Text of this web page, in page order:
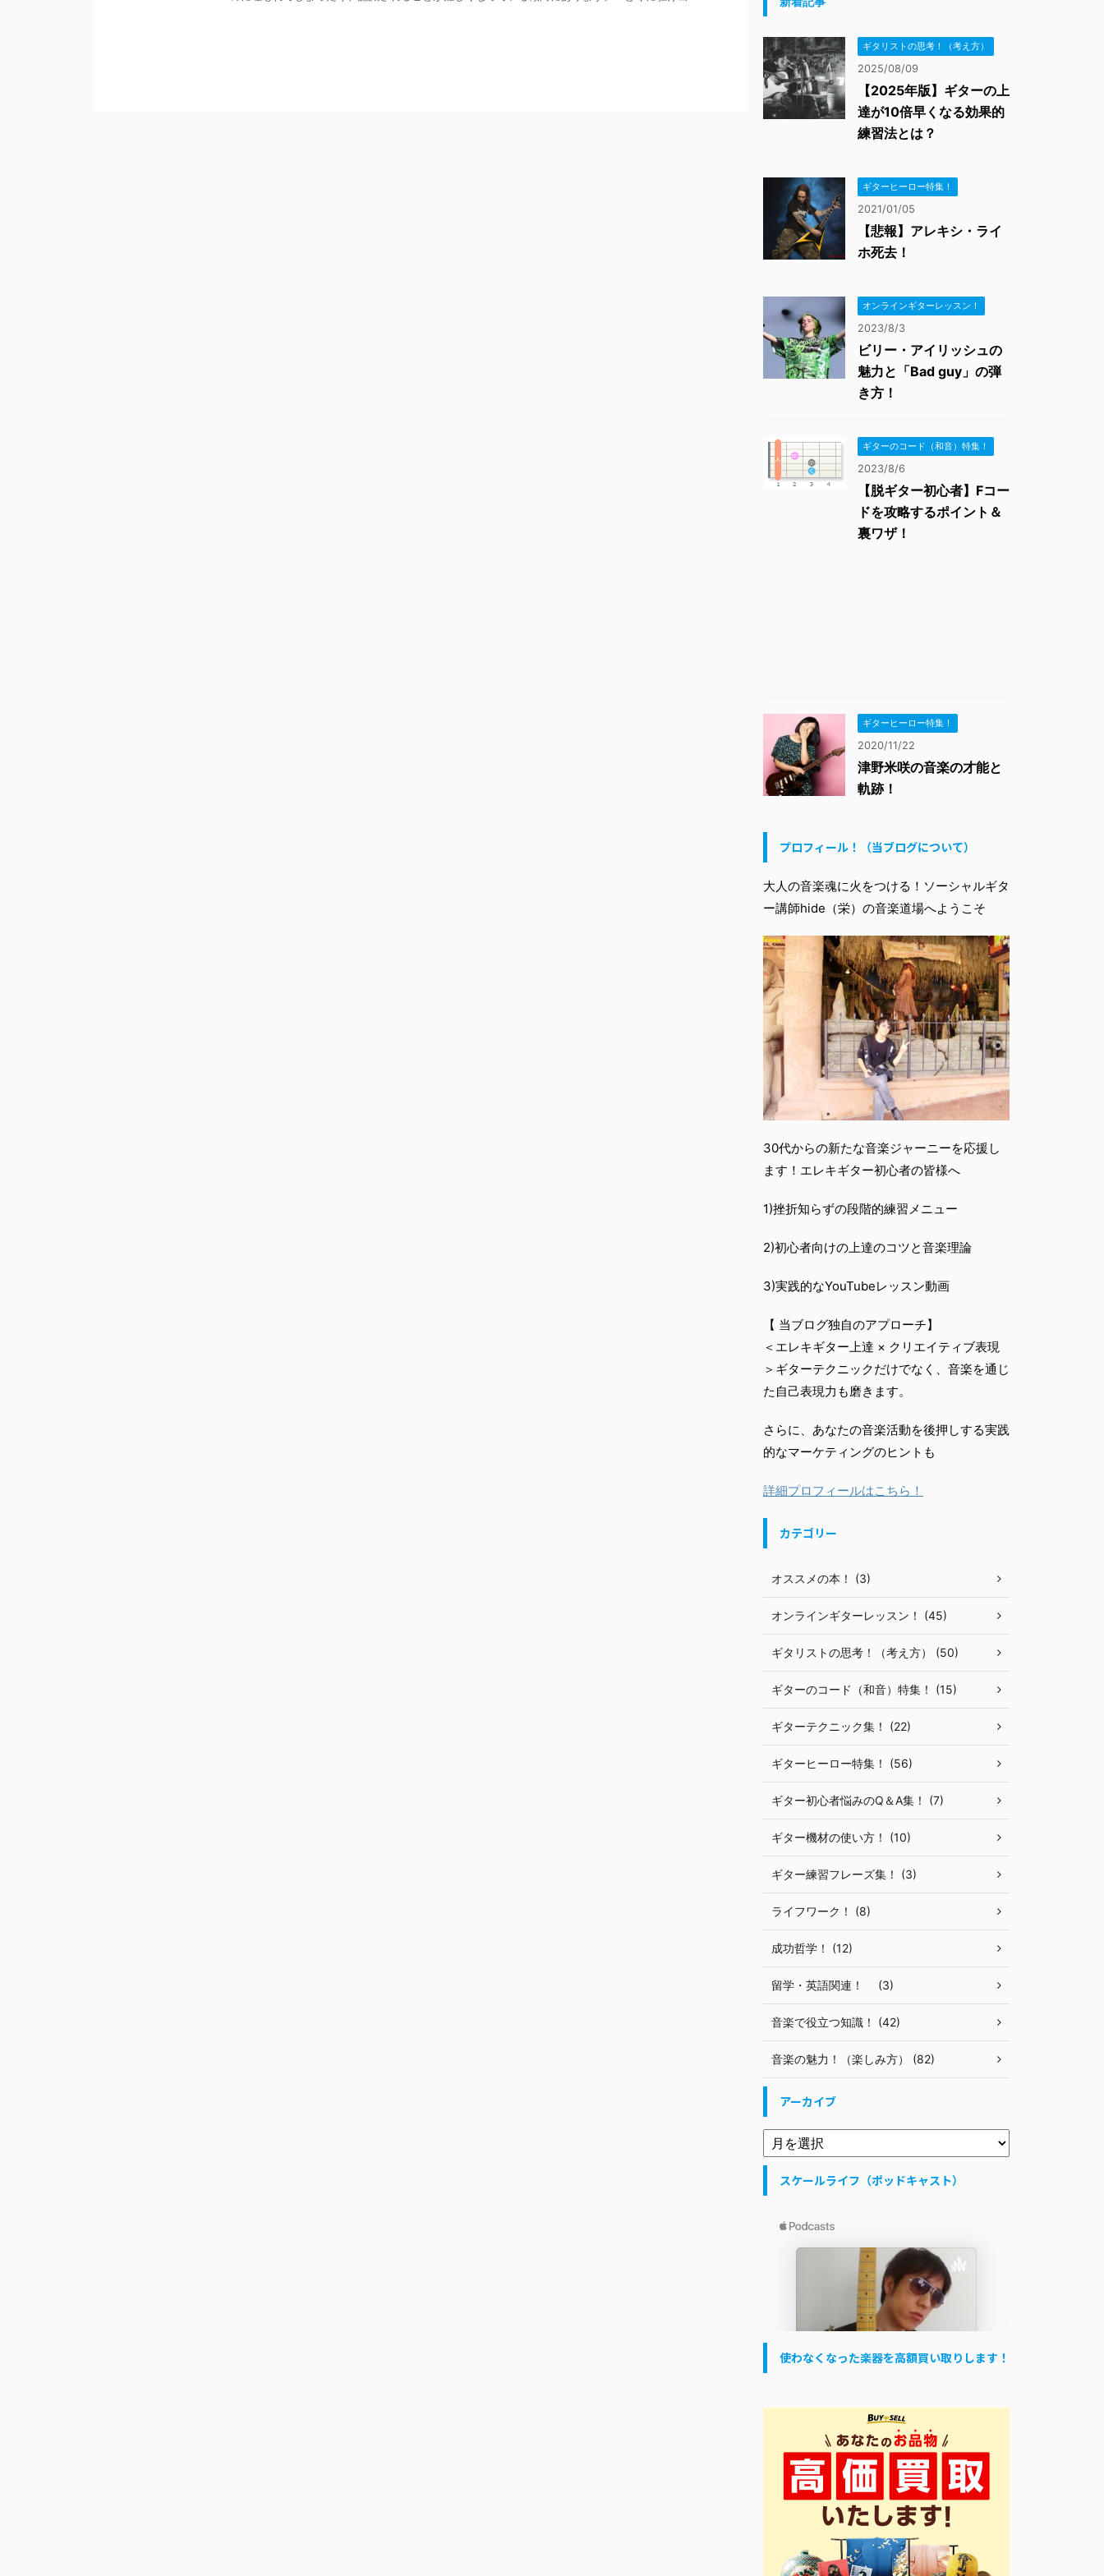
ギタリストの思考！（考え方）
2025/08/09
【2025年版】ギターの上
達が10倍早くなる効果的
練習法とは？
ギターヒーロー特集！
2021/01/05
【悲報】アレキシ・ライ
ホ死去！
オンラインギターレッスン！
2023/8/3
ビリー・アイリッシュの
魅力と「Bad guy」の弾
き方！
ギターのコード（和音）特集！
2023/8/6
【脱ギター初心者】Fコー
ドを攻略するポイント＆
裏ワザ！
ギターヒーロー特集！
2020/11/22
津野米咲の音楽の才能と
軌跡！
プロフィール！（当ブログについて）
大人の音楽魂に火をつける！ソーシャルギタ
ー講師hide（栄）の音楽道場へようこそ
30代からの新たな音楽ジャーニーを応援し
ます！エレキギター初心者の皆様へ
1)挫折知らずの段階的練習メニュー
2)初心者向けの上達のコツと音楽理論
3)実践的なYouTubeレッスン動画
【 当ブログ独自のアプローチ】
＜エレキギター上達 × クリエイティブ表現
＞ギターテクニックだけでなく、音楽を通じ
た自己表現力も磨きます。
さらに、あなたの音楽活動を後押しする実践
的なマーケティングのヒントも
詳細プロフィールはこちら！
カテゴリー
オススメの本！ (3)
オンラインギターレッスン！ (45)
ギタリストの思考！（考え方） (50)
ギターのコード（和音）特集！ (15)
ギターテクニック集！ (22)
ギターヒーロー特集！ (56)
ギター初心者悩みのQ＆A集！ (7)
ギター機材の使い方！ (10)
ギター練習フレーズ集！ (3)
ライフワーク！ (8)
成功哲学！ (12)
留学・英語関連！ (3)
音楽で役立つ知識！ (42)
音楽の魅力！（楽しみ方） (82)
アーカイブ
スケールライフ（ポッドキャスト）
使わなくなった楽器を高額買い取りします！